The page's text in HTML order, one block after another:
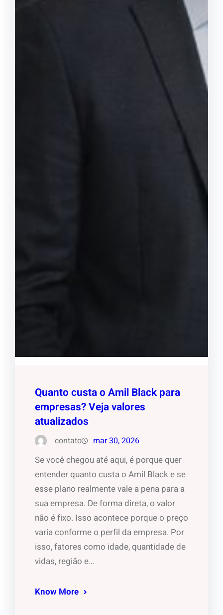
Quanto custa o Amil Black para
empresas? Veja valores
atualizados
contato mar 30, 2026
Se você chegou até aqui, é porque quer
entender quanto custa o Amil Black e se
esse plano realmente vale a pena para a
sua empresa. De forma direta, o valor
não é fixo. Isso acontece porque o preço
varia conforme o perfil da empresa. Por
isso, fatores como idade, quantidade de
vidas, região e…
Know More